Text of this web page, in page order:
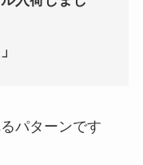
パターンです